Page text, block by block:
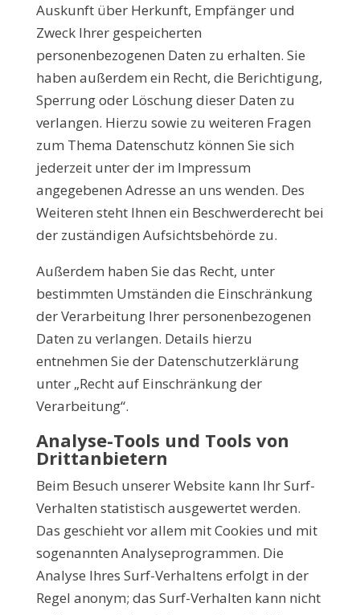
Auskunft über Herkunft, Empfänger und
Zweck Ihrer gespeicherten
personenbezogenen Daten zu erhalten. Sie
haben außerdem ein Recht, die Berichtigung,
Sperrung oder Löschung dieser Daten zu
verlangen. Hierzu sowie zu weiteren Fragen
zum Thema Datenschutz können Sie sich
jederzeit unter der im Impressum
angegebenen Adresse an uns wenden. Des
Weiteren steht Ihnen ein Beschwerderecht bei
der zuständigen Aufsichtsbehörde zu.
Außerdem haben Sie das Recht, unter
bestimmten Umständen die Einschränkung
der Verarbeitung Ihrer personenbezogenen
Daten zu verlangen. Details hierzu
entnehmen Sie der Datenschutzerklärung
unter „Recht auf Einschränkung der
Verarbeitung“.
Analyse-Tools und Tools von
Drittanbietern
Beim Besuch unserer Website kann Ihr Surf-
Verhalten statistisch ausgewertet werden.
Das geschieht vor allem mit Cookies und mit
sogenannten Analyseprogrammen. Die
Analyse Ihres Surf-Verhaltens erfolgt in der
Regel anonym; das Surf-Verhalten kann nicht